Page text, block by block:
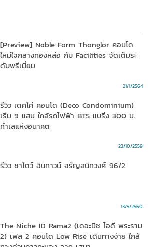
[Preview] Noble Form Thonglor คอนโด
ใหม่ใจกลางทองหล่อ กับ Facilities จัดเต็มระ
ดับพรีเมี่ยม
21/1/2564
รีวิว เดคโค่ คอนโด (Deco Condominium)
เริ่ม 9 แสน ใกล้รถไฟฟ้า BTS แบริ่ง 300 ม.
ทำเลแห่งอนาคต
23/10/2559
รีวิว ชาโตว์ อินทาวน์ จรัญสนิทวงศ์ 96/2
13/5/2560
The Niche ID Rama2 (เดอะนิช ไอดี พระราม
2) เฟส 2 คอนโด Low Rise เดินทางง่าย ใกล้